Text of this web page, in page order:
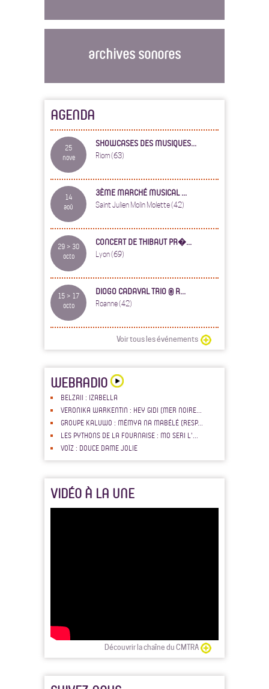
archives sonores
AGENDA
25
nove
SHOWCASES DES MUSIQUES...
Riom (63)
14
aoû
3ÈME MARCHÉ MUSICAL ...
Saint Julien Molin Molette (42)
29 > 30
octo
CONCERT DE THIBAUT PR�...
Lyon (69)
15 > 17
octo
DIOGO CADAVAL TRIO @ R...
Roanne (42)
Voir tous les événements
WEBRADIO
BELZAII : IZABELLA
VERONIKA WARKENTIN : HEY GIDI (MER NOIRE...
GROUPE KALUWO : MÉMYA NA MABÉLÉ (RESP...
LES PYTHONS DE LA FOURNAISE : MO SERI L'...
VOÏZ : DOUCE DAME JOLIE
VIDÉO À LA UNE
Découvrir la chaîne du CMTRA